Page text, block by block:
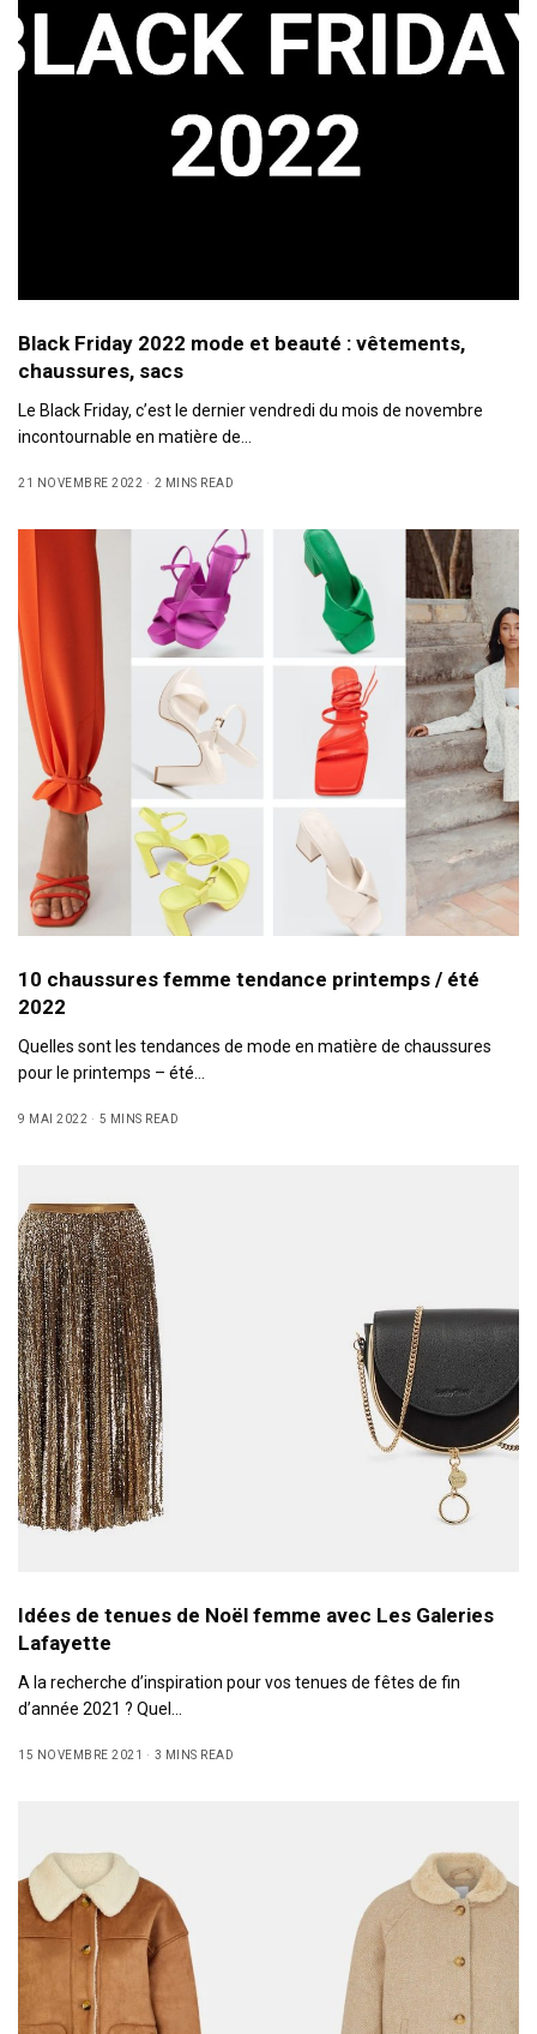
Black Friday 2022 mode et beauté : vêtements,
chaussures, sacs
Le Black Friday, c’est le dernier vendredi du mois de novembre
incontournable en matière de…
21 NOVEMBRE 2022 2 MINS READ
10 chaussures femme tendance printemps / été
2022
Quelles sont les tendances de mode en matière de chaussures
pour le printemps – été…
9 MAI 2022 5 MINS READ
Idées de tenues de Noël femme avec Les Galeries
Lafayette
A la recherche d’inspiration pour vos tenues de fêtes de fin
d’année 2021 ? Quel…
15 NOVEMBRE 2021 3 MINS READ